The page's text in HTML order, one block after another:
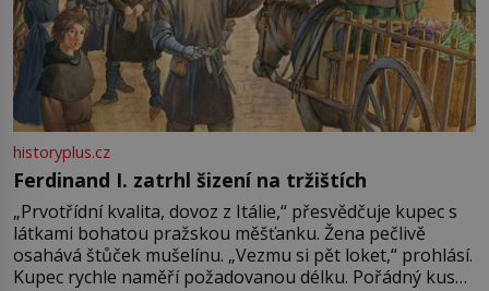
historyplus.cz
Ferdinand I. zatrhl šizení na tržištích
„Prvotřídní kvalita, dovoz z Itálie,“ přesvědčuje kupec s
látkami bohatou pražskou měšťanku. Žena pečlivě
osahává štůček mušelínu. „Vezmu si pět loket,“ prohlásí.
Kupec rychle naměří požadovanou délku. Pořádný kus